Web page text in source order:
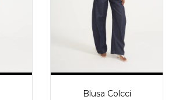
Blusa Colcci